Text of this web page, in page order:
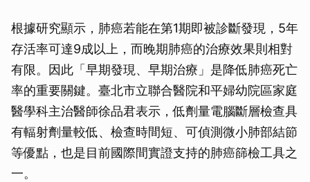
根據研究顯示，肺癌若能在第1期即被診斷發現，5年
存活率可達9成以上，而晚期肺癌的治療效果則相對
有限。因此「早期發現、早期治療」是降低肺癌死亡
率的重要關鍵。臺北市立聯合醫院和平婦幼院區家庭
醫學科主治醫師徐品君表示，低劑量電腦斷層檢查具
有輻射劑量較低、檢查時間短、可偵測微小肺部結節
等優點，也是目前國際間實證支持的肺癌篩檢工具之
一。